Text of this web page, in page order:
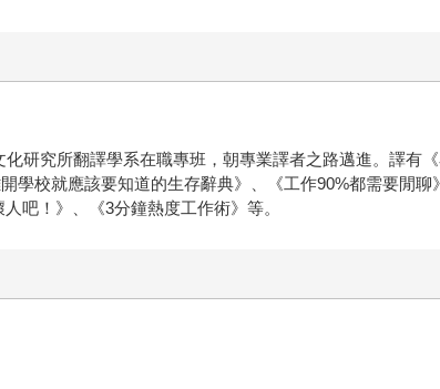
研究所翻譯學系在職專班，朝專業譯者之路邁進。譯有
學校就應該要知道的生存辭典》、《工作90%都需要閒
吧！》、《3分鐘熱度工作術》等。